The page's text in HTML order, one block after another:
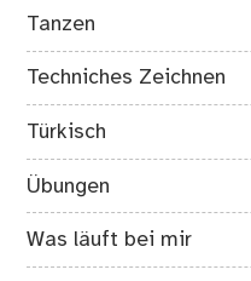
Tanzen
Techniches Zeichnen
Türkisch
Übungen
Was läuft bei mir